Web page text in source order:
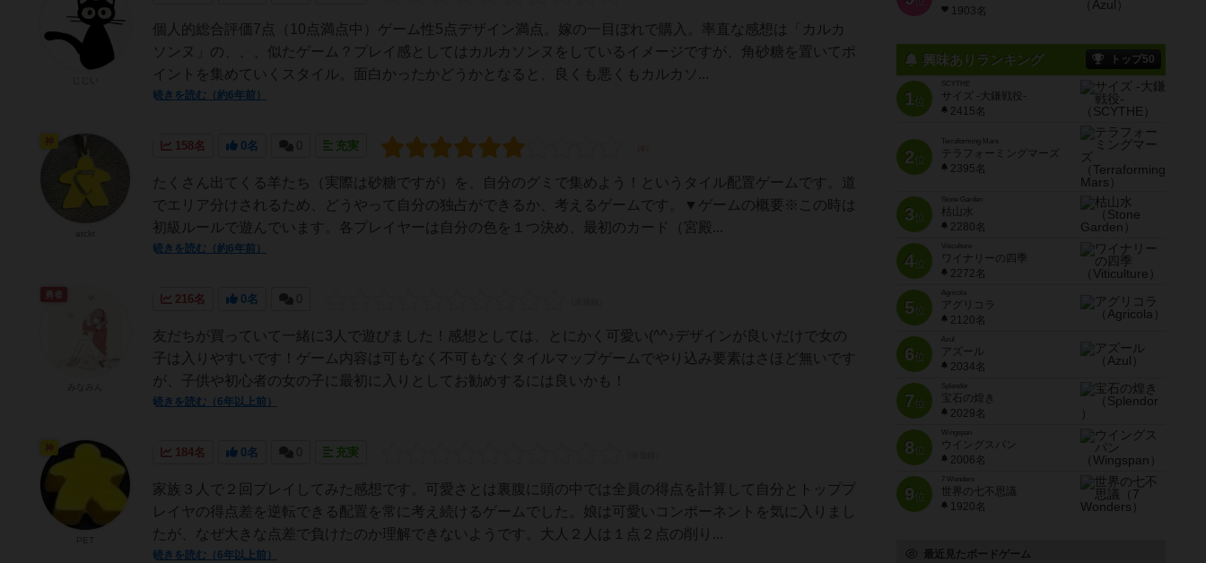
個人的総合評価7点（10点満点中）ゲーム性5点デザイン満点。嫁の一目ぼれで購入。率直な感想は「カルカ
ソンヌ」の、、、似たゲーム？プレイ感としてはカルカソンヌをしているイメージですが、角砂糖を置いてポ
イントを集めていくスタイル。面白かったかどうかとなると、良くも悪くもカルカソ...
続きを読む（約6年前）
158名 0名 0 充実
たくさん出てくる羊たち（実際は砂糖ですが）を、自分のグミで集めよう！というタイル配置ゲームです。道
でエリア分けされるため、どうやって自分の独占ができるか、考えるゲームです。▼ゲームの概要※この時は
初級ルールで遊んでいます。各プレイヤーは自分の色を１つ決め、最初のカード（宮殿...
続きを読む（約6年前）
216名 0名 0
友だちが買っていて一緒に3人で遊びました！感想としては、とにかく可愛い(^^♪デザインが良いだけで女の
子は入りやすいです！ゲーム内容は可もなく不可もなくタイルマップゲームでやり込み要素はさほど無いです
が、子供や初心者の女の子に最初に入りとしてお勧めするには良いかも！
続きを読む（6年以上前）
勇者
184名 0名 0 充実
家族３人で２回プレイしてみた感想です。可愛さとは裏腹に頭の中では全員の得点を計算して自分とトッププ
レイヤの得点差を逆転できる配置を常に考え続けるゲームでした。娘は可愛いコンポーネントを気に入りまし
たが、なぜ大きな点差で負けたのか理解できないようです。大人２人は１点２点の削り...
続きを読む（6年以上前）
1903名
興味ありランキング トップ50
1位
SCYTHE
サイズ -大鎌戦役-
2415名
2位
Terraforming Mars
テラフォーミングマーズ
2395名
3位
Stone Garden
枯山水
2280名
4位
Viticulture
ワイナリーの四季
2272名
5位
Agricola
アグリコラ
2120名
6位
Azul
アズール
2034名
7位
宝石の煌き
2029名
8位
Wingspan
ウイングスパン
2006名
9位
7 Wonders
世界の七不思議
1920名
最近見たボードゲーム